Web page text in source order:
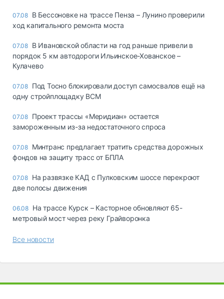
07.08 В Бессоновке на трассе Пенза – Лунино проверили
ход капитального ремонта моста
07.08 В Ивановской области на год раньше привели в
порядок 5 км автодороги Ильинское-Хованское –
Кулачево
07.08 Под Тосно блокировали доступ самосвалов ещё на
одну стройплощадку ВСМ
07.08 Проект трассы «Меридиан» остается
замороженным из-за недостаточного спроса
07.08 Минтранс предлагает тратить средства дорожных
фондов на защиту трасс от БПЛА
07.08 На развязке КАД с Пулковским шоссе перекроют
две полосы движения
06.08 На трассе Курск – Касторное обновляют 65-
метровый мост через реку Грайворонка
Все новости